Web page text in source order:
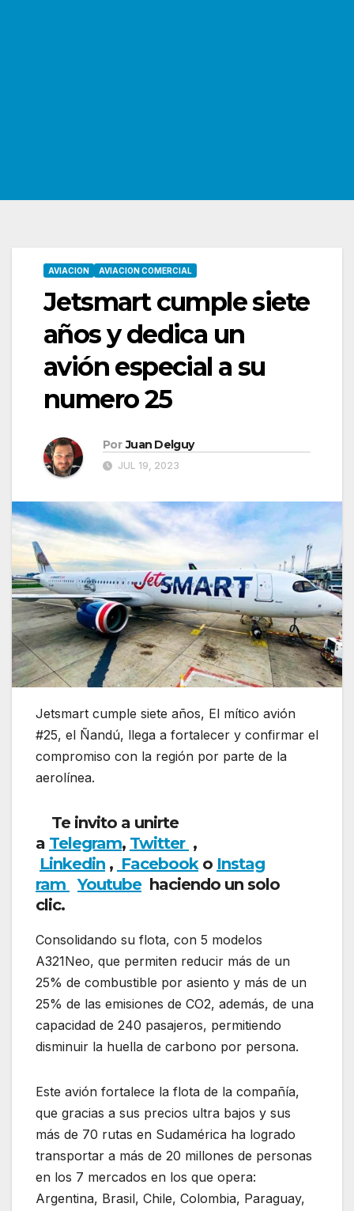
AVIACION AVIACION COMERCIAL
Jetsmart cumple siete
años y dedica un
avión especial a su
numero 25
Por Juan Delguy
JUL 19, 2023
Jetsmart cumple siete años, El mítico avión
#25, el Ñandú, llega a fortalecer y confirmar el
compromiso con la región por parte de la
aerolínea.
Te invito a unirte
a Telegram, Twitter ,
Linkedin , Facebooko Instag
ram
Youtubehaciendo un solo
clic.
Consolidando su flota, con 5 modelos
A321Neo, que permiten reducir más de un
25% de combustible por asiento y más de un
25% de las emisiones de CO2, además, de una
capacidad de 240 pasajeros, permitiendo
disminuir la huella de carbono por persona.
Este avión fortalece la flota de la compañía,
que gracias a sus precios ultra bajos y sus
más de 70 rutas en Sudamérica ha logrado
transportar a más de 20 millones de personas
en los 7 mercados en los que opera:
Argentina, Brasil, Chile, Colombia, Paraguay,